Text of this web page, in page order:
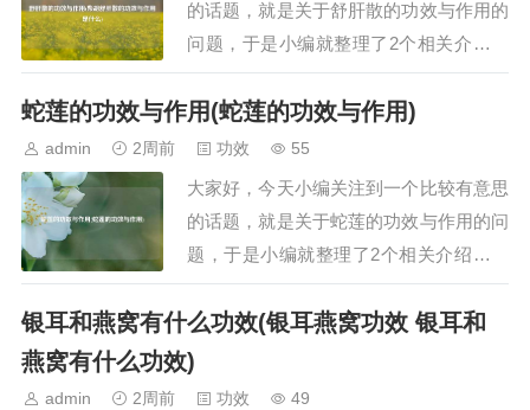
的话题，就是关于舒肝散的功效与作用的
问题，于是小编就整理了2个相关介绍舒
肝散的功效与作用的解答，让我们一起看
看吧。文章目录：舒肝散的功效与作用柴
胡舒肝散的功效与作用是什么一、舒肝散
的功效与作用舒肝散具有舒肝理气、散郁
调经的功效，主要用于治疗肝气不舒及肝
郁气滞引发的…
蛇莲的功效与作用(蛇莲的功效与作用)
admin 2周前 功效 55
大家好，今天小编关注到一个比较有意思
的话题，就是关于蛇莲的功效与作用的问
题，于是小编就整理了2个相关介绍蛇莲
的功效与作用的解答，让我们一起看看
吧。文章目录：蛇莲的功效与作用蛇莲的
功效与作用一、蛇莲的功效与作用蛇莲的
功效与作用主要有以下三方面：一、增强
银耳和燕窝有什么功效(银耳燕窝功效 银耳和
燕窝有什么功效)
admin 2周前 功效 49